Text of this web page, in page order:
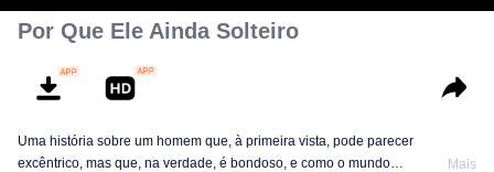
Por Que Ele Ainda Solteiro
Uma história sobre um homem que, à primeira vista, pode parecer
excêntrico, mas que, na verdade, é bondoso, e como o mundo
Mais